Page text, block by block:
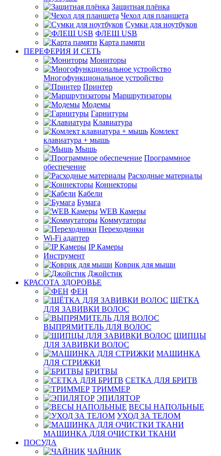
Защитная плёнка
Чехол для планшета
Сумки для ноутбуков
ФЛЕШ USB
Карта памяти
ПЕРЕФЕРИЯ И СЕТЬ
Мониторы
Многофункциональное устройство
Принтер
Маршрутизаторы
Модемы
Гарнитуры
Клавиатура
Комлект
клавиатура + мышь
Мышь
Программное
обеспечение
Расходные материалы
Коннекторы
Кабели
Бумага
WEB Камеры
Коммутаторы
Переходники
Wi-Fi адаптер
IP Камеры
Инструмент
Коврик для мыши
Джойстик
КРАСОТА ЗДОРОВЬЕ
ФЕН
ЩЁТКА
ДЛЯ ЗАВИВКИ ВОЛОС
ВЫПРЯМИТЕЛЬ ДЛЯ ВОЛОС
ЩИПЦЫ
ДЛЯ ЗАВИВКИ ВОЛОС
МАШИНКА
ДЛЯ СТРИЖКИ
БРИТВЫ
СЕТКА ДЛЯ БРИТВ
ТРИММЕР
ЭПИЛЯТОР
ВЕСЫ НАПОЛЬНЫЕ
УХОД ЗА ТЕЛОМ
МАШИНКА ДЛЯ ОЧИСТКИ ТКАНИ
ПОСУДА
ЧАЙНИК